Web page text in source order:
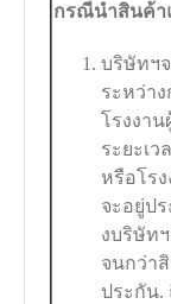
กรณีนำสินค้า
บริษัทฯ
ระหว่า
โรงงา
ระยะเ
หรือโร
จะอยู่ป
งบริษัท
จนกว่า
ประกัน.